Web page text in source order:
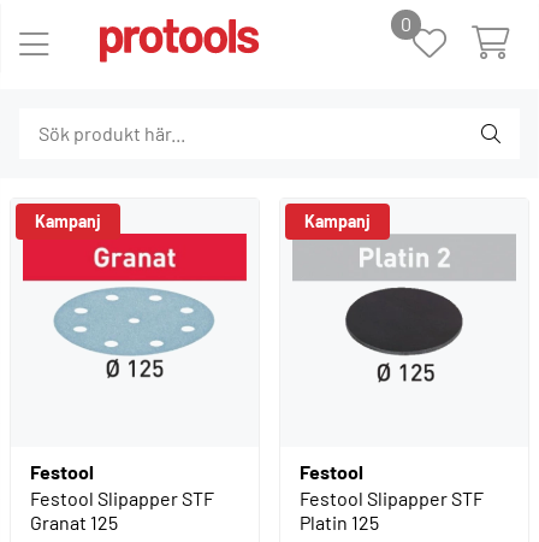
0
Kampanj
Festool
Festool Slipapper STF
Granat 125
Festool
Festool Slipapper STF
Platin 125